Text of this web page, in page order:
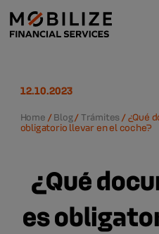
12.10.2023
Home /Blog/Trámites /¿Qué
obligatorio llevar en el coche?
¿Qué
es